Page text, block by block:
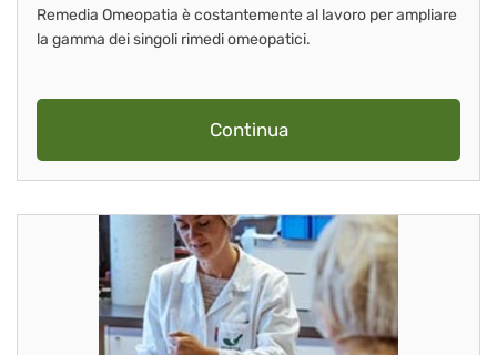
Remedia Omeopatia è costantemente al lavoro per ampliare
la gamma dei singoli rimedi omeopatici.
Continua